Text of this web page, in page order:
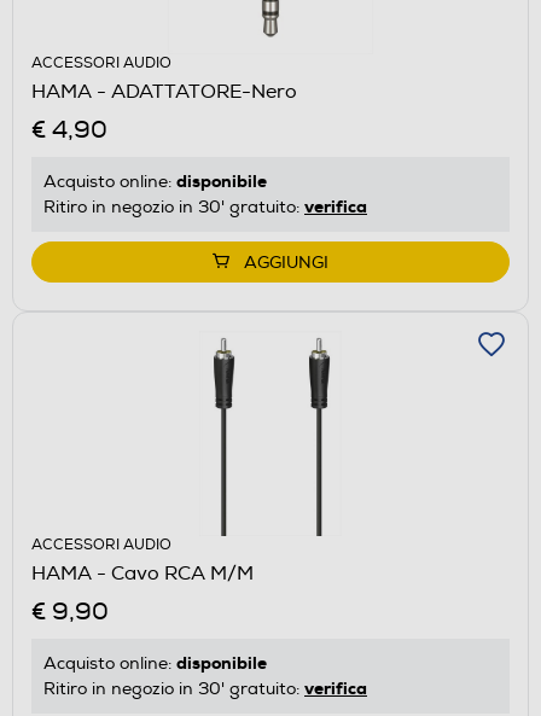
ACCESSORI AUDIO
HAMA - ADATTATORE-Nero
€ 4,90
Acquisto online: disponibile
Ritiro in negozio in 30' gratuito: verifica
AGGIUNGI
ACCESSORI AUDIO
HAMA - Cavo RCA M/M
€ 9,90
Acquisto online: disponibile
Ritiro in negozio in 30' gratuito: verifica